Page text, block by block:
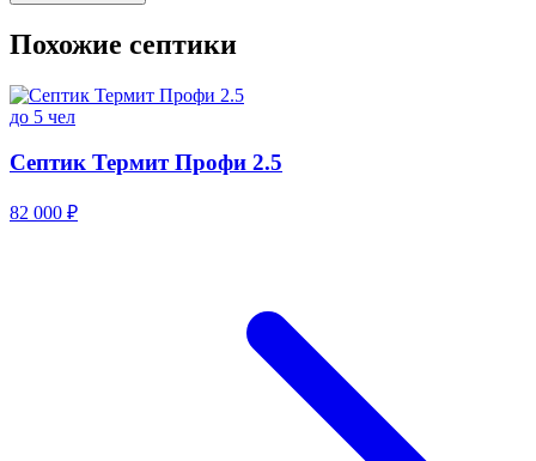
Похожие септики
до 5 чел
Септик Термит Профи 2.5
82 000 ₽